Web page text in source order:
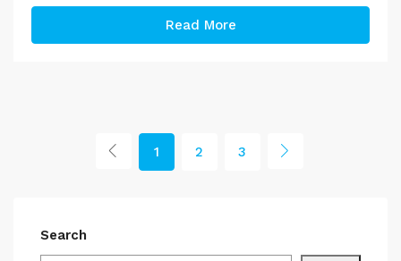
Read More
1 2 3
Search